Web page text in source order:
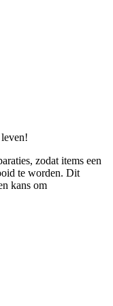
zodat items een
te worden. Dit
kans om